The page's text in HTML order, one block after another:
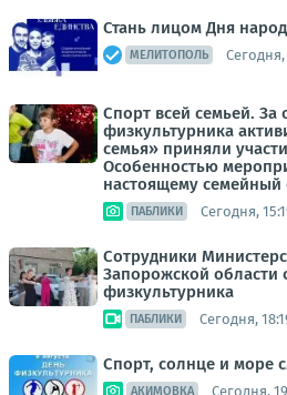
Стань лицом Дня
МЕЛИТОПОЛЬ Сегодня,
Спорт всей семьей.
физкультурника
семья» приняли
Особенностью
настоящему
ПАБЛИКИ Сегодня,
Сотрудники
Запорожской области
физкультурника
ПАБЛИКИ Сегодня,
Спорт, солнце и море
АКИМОВКА Сегодня,